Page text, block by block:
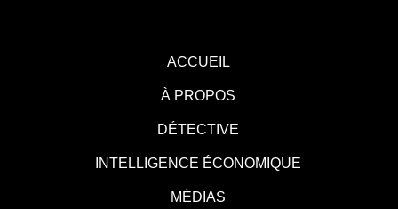
ACCUEIL
À PROPOS
DÉTECTIVE
INTELLIGENCE ÉCONOMIQUE
MÉDIAS